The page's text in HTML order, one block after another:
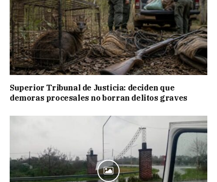
Superior Tribunal de Justicia: deciden que
demoras procesales no borran delitos graves